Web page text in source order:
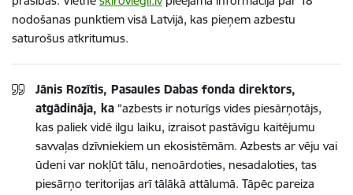
nodošanas punktiem visā Latvijā, kas pieņem azbestu
saturošus atkritumus.
Jānis Rozītis, Pasaules Dabas fonda direktors,
atgādināja, ka “azbests ir noturīgs vides piesārņotājs,
kas paliek vidē ilgu laiku, izraisot pastāvīgu kaitējumu
savvaļas dzīvniekiem un ekosistēmām. Azbests ar vēju vai
ūdeni var nokļūt tālu, nenoārdoties, nesadaloties, tas
piesārņo teritorijas arī tālākā attālumā. Tāpēc pareiza